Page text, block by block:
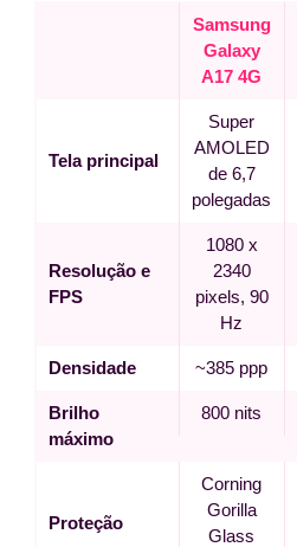
Samsung
Galaxy
A17 4G
Tela principal
Super
AMOLED
de 6,7
polegadas
Resolução e
FPS
1080 x
2340
pixels, 90
Hz
Densidade ~385 ppp
Brilho
máximo
800 nits
Proteção
Corning
Gorilla
Glass